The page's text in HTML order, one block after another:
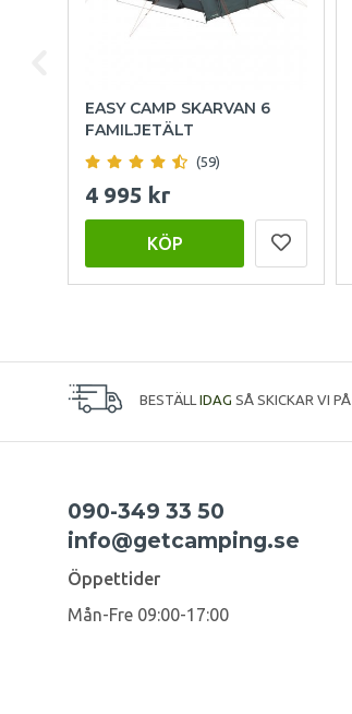
EASY CAMP SKARVAN 6
FAMILJETÄLT
(59)
4 995 kr
KÖP
BESTÄLL IDAG SÅ SKICKAR VI PÅ
090-349 33 50
info@getcamping.se
Öppettider
Mån-Fre 09:00-17:00